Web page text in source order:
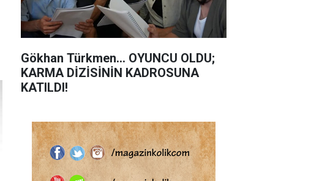
Gökhan Türkmen... OYUNCU OLDU;
KARMA DİZİSİNİN KADROSUNA
KATILDI!